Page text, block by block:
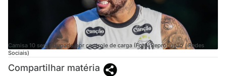
Camisa 10 será poupado por controle de carga (Foto: Reprodução / Redes
Sociais)
Compartilhar matéria